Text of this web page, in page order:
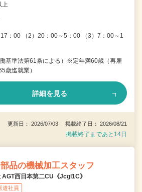
上
17：00 （2）20：00～5：00 （3）7：00～1
基準法第61条による）※定年満60歳（再雇
歳迄就業）
詳細を見る
更新日： 2026/07/03 掲載終了日： 2026/08/21
掲載終了まであと14日
品の機械加工スタッフ
西日本第二CU《Jcgl1C》
遣社員